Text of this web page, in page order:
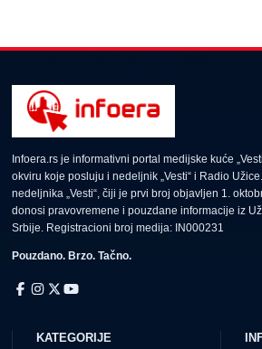
Infoera.rs je informativni portal medijske kuće
okviru koje posluju i nedeljnik „Vesti“ i Radio
nedeljnika „Vesti“, čiji je prvi broj objavljen 1.
donosi pravovremene i pouzdane informacije iz
Srbije. Registracioni broj medija: IN000231
Pouzdano. Brzo. Tačno.
KATEGORIJE